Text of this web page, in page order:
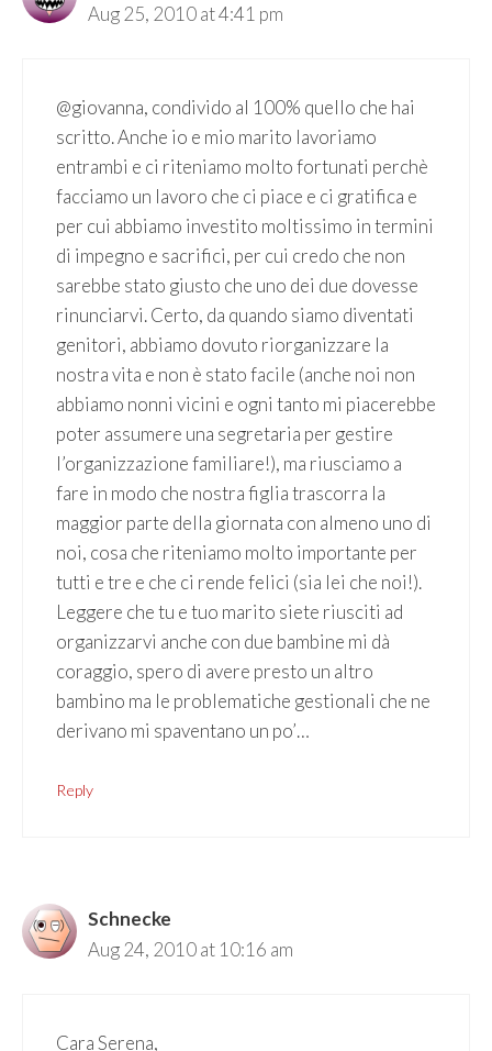
Aug 25, 2010 at 4:41 pm
@giovanna, condivido al 100% quello che hai
scritto. Anche io e mio marito lavoriamo
entrambi e ci riteniamo molto fortunati perchè
facciamo un lavoro che ci piace e ci gratifica e
per cui abbiamo investito moltissimo in termini
di impegno e sacrifici, per cui credo che non
sarebbe stato giusto che uno dei due dovesse
rinunciarvi. Certo, da quando siamo diventati
genitori, abbiamo dovuto riorganizzare la
nostra vita e non è stato facile (anche noi non
abbiamo nonni vicini e ogni tanto mi piacerebbe
poter assumere una segretaria per gestire
l’organizzazione familiare!), ma riusciamo a
fare in modo che nostra figlia trascorra la
maggior parte della giornata con almeno uno di
noi, cosa che riteniamo molto importante per
tutti e tre e che ci rende felici (sia lei che noi!).
Leggere che tu e tuo marito siete riusciti ad
organizzarvi anche con due bambine mi dà
coraggio, spero di avere presto un altro
bambino ma le problematiche gestionali che ne
derivano mi spaventano un po’…
Reply
Schnecke
Aug 24, 2010 at 10:16 am
Cara Serena,